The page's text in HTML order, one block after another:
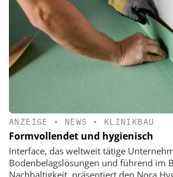
ANZEIGE • NEWS • KLINIKBAU
Formvollendet und hygienisch
Interface, das weltweit tätige
Bodenbelagslösungen und führend im
Nachhaltigkeit, präsentiert den Nora